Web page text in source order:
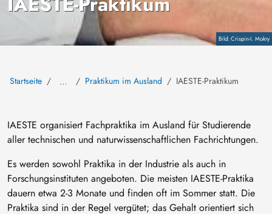
CopyrightCrispin-I. Mokry
Startseite … Praktikum im Ausland IAESTE-Praktikum
IAESTE organisiert Fachpraktika im Ausland für Studierende
aller technischen und naturwissenschaftlichen Fachrichtungen.
Es werden sowohl Praktika in der Industrie als auch in
Forschungsinstituten angeboten. Die meisten IAESTE-Praktika
dauern etwa 2-3 Monate und finden oft im Sommer statt. Die
Praktika sind in der Regel vergütet; das Gehalt orientiert sich